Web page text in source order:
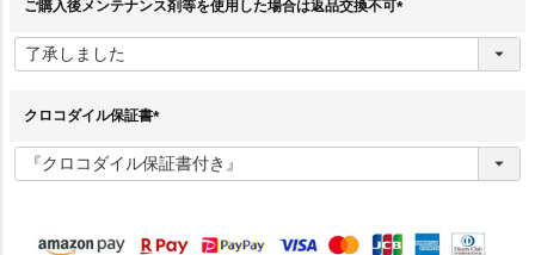
ご購入後メンテナンス剤等を使用した場合は返品交換不可
須
クロコダイル保証書
必
須